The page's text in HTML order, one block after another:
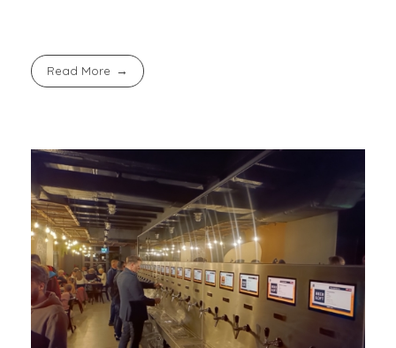
Read More